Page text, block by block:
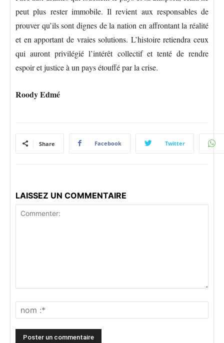
peut plus rester immobile. Il revient aux responsables de
prouver qu’ils sont dignes de la nation en affrontant la réalité
et en apportant de vraies solutions. L’histoire retiendra ceux
qui auront privilégié l’intérêt collectif et tenté de rendre
espoir et justice à un pays étouffé par la crise.
Roody Edmé
Share Facebook Twitter
LAISSEZ UN COMMENTAIRE